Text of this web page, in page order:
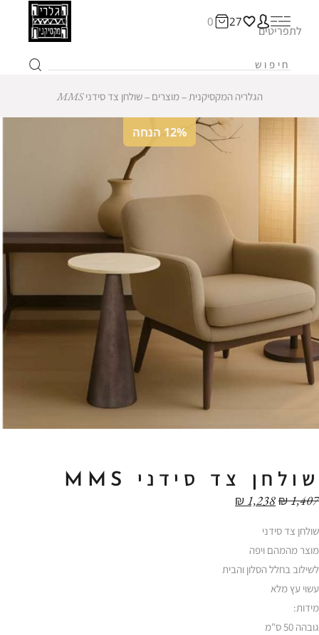
27
0
לתפריטים
הגלריה המקסיקנית ‒מוצרים ‒שולחן צד סידני MMS
12% הנחה
שולחן צד סידני MMS
₪1,407
₪1,238
שולחן צד סידני
מוצר מהמהם ויפה
לשילוב בחלל הסלון והבית
עשוי עץ מלא
מידות:
גובהה 50 ס"מ